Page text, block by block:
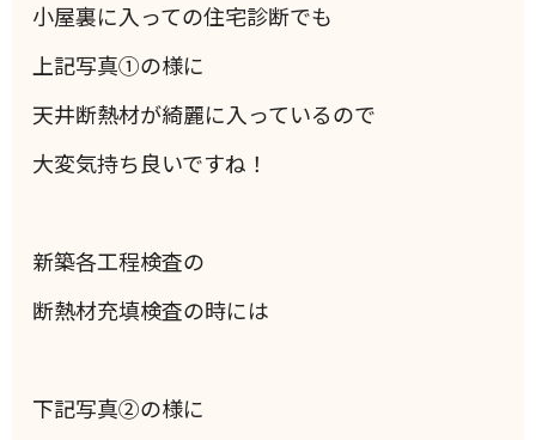
小屋裏に入っての住宅診断でも
上記写真①の様に
天井断熱材が綺麗に入っているので
大変気持ち良いですね！
新築各工程検査の
断熱材充填検査の時には
下記写真②の様に